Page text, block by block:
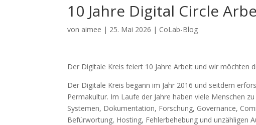
10 Jahre Digital Circle
von aimee | 25. Mai 2026 | CoLab-Blog
Der Digitale Kreis feiert 10 Jahre Arbeit und wir möchten
Der Digitale Kreis begann im Jahr 2016 und seitdem
Permakultur. Im Laufe der Jahre haben viele Menschen
Systemen, Dokumentation, Forschung, Governance,
Befürwortung, Hosting, Fehlerbehebung und unzähligen